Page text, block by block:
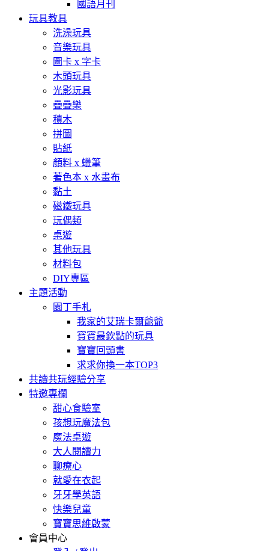
國語月刊
玩具教具
洗澡玩具
音樂玩具
圖卡 x 字卡
木頭玩具
光影玩具
疊疊樂
積木
拼圖
貼紙
顏料 x 蠟筆
著色本 x 水畫布
黏土
磁鐵玩具
玩偶類
桌遊
其他玩具
材料包
DIY專區
主題活動
園丁手札
我家的艾瑞卡爾爺爺
寶寶最欽點的玩具
寶寶回頭書
求求你換一本TOP3
共讀共玩經驗分享
特邀專欄
甜心食驗室
孩想玩魔法包
魔法桌遊
大人閱讀力
聊療心
就愛在衣起
牙牙學英語
快樂兒童
寶寶思維啟蒙
會員中心